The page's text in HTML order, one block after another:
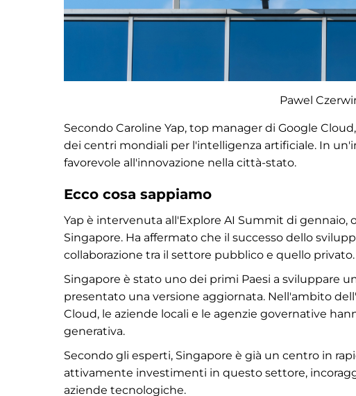
Pawel
Secondo Caroline Yap, top manager di Google
dei centri mondiali per l'intelligenza artificiale. In
favorevole all'innovazione nella città-stato.
Ecco cosa sappiamo
Yap è intervenuta all'Explore AI Summit di gennaio,
Singapore. Ha affermato che il successo dello
collaborazione tra il settore pubblico e quello privato.
Singapore è stato uno dei primi Paesi a sviluppare
presentato una versione aggiornata. Nell'ambito
Cloud, le aziende locali e le agenzie governative
generativa.
Secondo gli esperti, Singapore è già un centro in
attivamente investimenti in questo settore,
aziende tecnologiche.